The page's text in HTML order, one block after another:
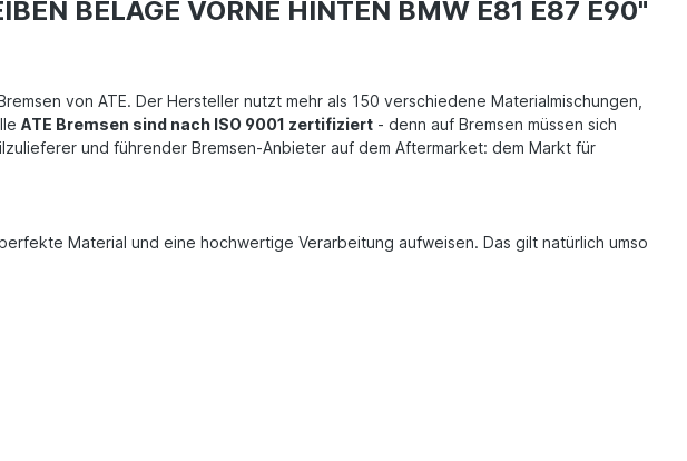
BELÄGE VORNE HINTEN BMW E81 E87 E90"
von ATE. Der Hersteller nutzt mehr als 150 verschiedene Materialmischungen,
ATE Bremsen sind nach ISO 9001 zertifiziert - denn auf Bremsen müssen sich
und führender Bremsen-Anbieter auf dem Aftermarket: dem Markt für
Material und eine hochwertige Verarbeitung aufweisen. Das gilt natürlich umso